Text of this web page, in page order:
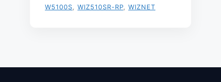
W5100S
WIZ510SR-RP WIZNET